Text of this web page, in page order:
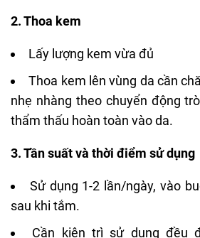
2. Thoa kem
Lấy lượng kem vừa đủ
Thoa kem lên vùng da cần
nhẹ nhàng theo chuyển động
thẩm thấu hoàn toàn vào da.
3. Tần suất và thời điểm sử dụng
Sử dụng 1-2 lần/ngày, vào
sau khi tắm.
Cần kiên trì sử dụng đều